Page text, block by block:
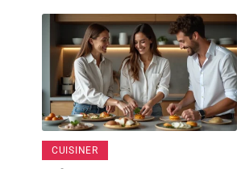
CUISINER